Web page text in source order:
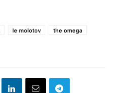
le molotov
the omega